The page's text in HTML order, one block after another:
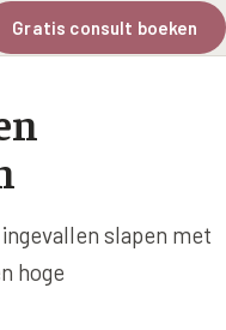
Gratis consult boeken
slapen met
hoge